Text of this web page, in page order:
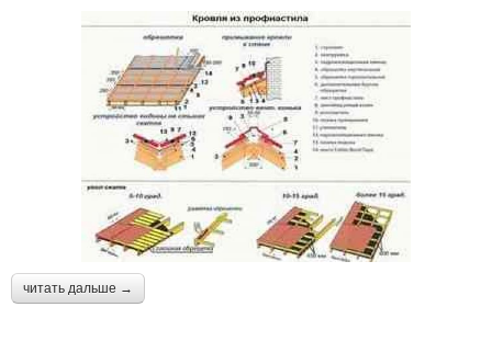
читать дальше →